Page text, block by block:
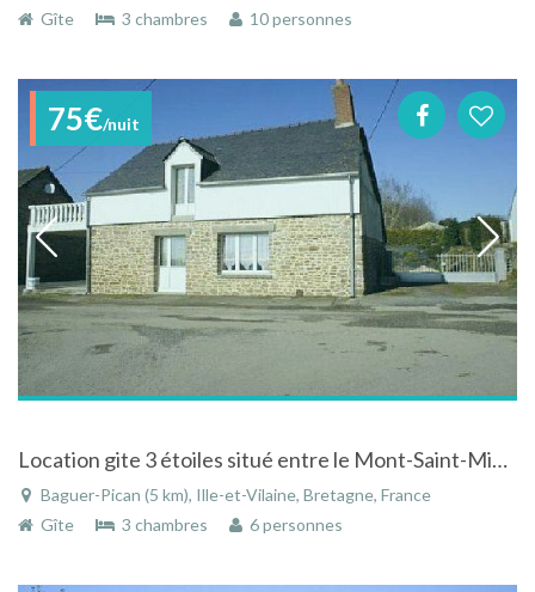
Gîte
3 chambres 10 personnes
75€/nuit
Location gite 3 étoiles situé entre le Mont-Saint-Michel et Saint-Malo au calme à la campagne
Baguer-Pican (5 km), Ille-et-Vilaine, Bretagne, France
Gîte
3 chambres 6 personnes